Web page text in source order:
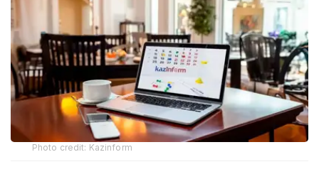
Photo credit: Kazinform